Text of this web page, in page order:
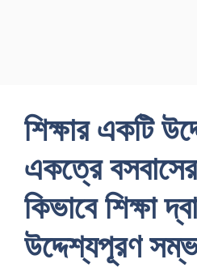
শিক্ষার একটি
একত্রে
কিভাবে শিক্ষা
উদ্দেশ্যপূরণ